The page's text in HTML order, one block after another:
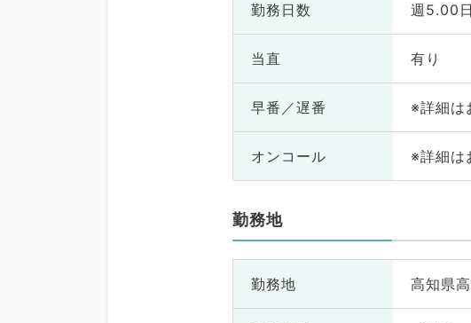
勤務日数 週5.00日
当直 有り
早番／遅番 ※詳細は
オンコール ※詳細は
勤務地
勤務地 高知県